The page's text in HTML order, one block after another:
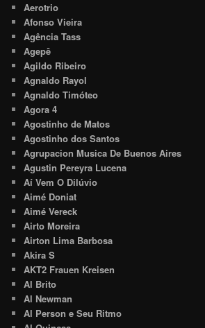
Aerotrio
Afonso Vieira
Agência Tass
Agepê
Agildo Ribeiro
Agnaldo Rayol
Agnaldo Timóteo
Agora 4
Agostinho de Matos
Agostinho dos Santos
Agrupacion Musica De Buenos Aires
Agustin Pereyra Lucena
Aí Vem O Dilúvio
Aimé Doniat
Aimé Vereck
Airto Moreira
Airton Lima Barbosa
Akira S
AKT2 Frauen Kreisen
Al Brito
Al Newman
Al Person e Seu Ritmo